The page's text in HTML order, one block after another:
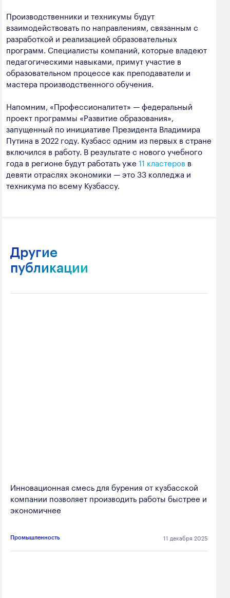
Производственники и техникумы будут
взаимодействовать по направлениям, связанным с
разработкой и реализацией образовательных
программ. Специалисты компаний, которые владеют
педагогическими навыками, примут участие в
образовательном процессе как преподаватели и
мастера производственного обучения.
Напомним, «Профессионалитет» — федеральный
проект программы «Развитие образования»,
запущенный по инициативе Президента Владимира
Путина в 2022 году. Кузбасс одним из первых в стране
включился в работу. В результате с нового учебного
года в регионе будут работать уже 11 кластеров в
девяти отраслях экономики — это 33 колледжа и
техникума по всему Кузбассу.
Другие
публикации
Инновационная смесь для бурения от кузбасской
компании позволяет производить работы быстрее и
экономичнее
Промышленность 11 декабря 2025